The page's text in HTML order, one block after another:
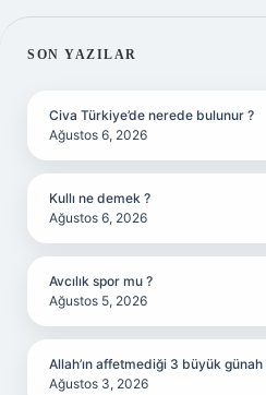
SIDEBAR
SON YAZILAR
Civa Türkiye’de nerede bulunur ?
Ağustos 6, 2026
Kullı ne demek ?
Ağustos 6, 2026
Avcılık spor mu ?
Ağustos 5, 2026
Allah’ın affetmediği 3 büyük
Ağustos 3, 2026